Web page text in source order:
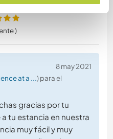
)
8 may 2021
at a ...) para el
gracias por tu
tu estancia en nuestra
muy fácil y muy